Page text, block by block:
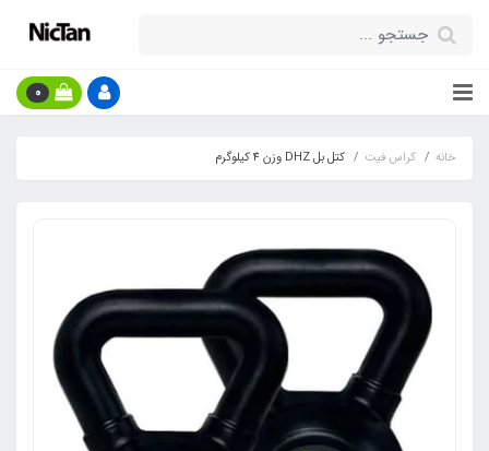
0
خانه کراس فیت کتل بل DHZ وزن 4 کیلوگرم